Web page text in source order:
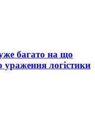
багато на що
логістики